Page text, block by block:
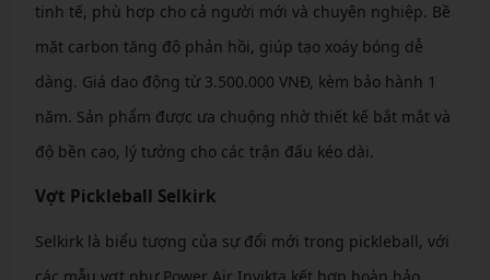
tinh tế, phù hợp cho cả người mới và chuyên nghiệp. Bề
mặt carbon tăng độ phản hồi, giúp tạo xoáy bóng dễ
dàng. Giá dao động từ 3.500.000 VNĐ, kèm bảo hành 1
năm. Sản phẩm được ưa chuộng nhờ thiết kế bắt mắt và
độ bền cao, lý tưởng cho các trận đấu kéo dài.
Vợt Pickleball Selkirk
Selkirk là biểu tượng của sự đổi mới trong pickleball, với